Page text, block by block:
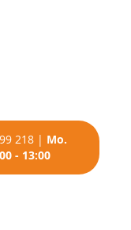
218| Mo.
- 13:00